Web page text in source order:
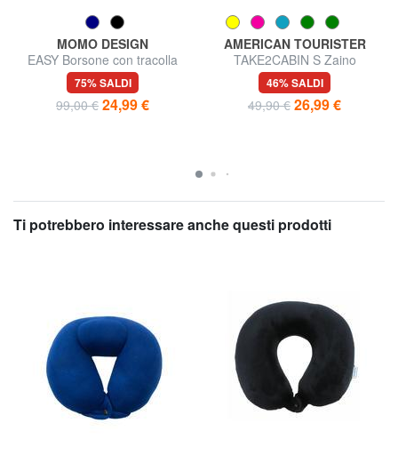
MOMO DESIGN
EASY Borsone con tracolla
75% SALDI
99,00 € 24,99 €
AMERICAN TOURISTER
TAKE2CABIN S Zaino
underseater ok Ryanair
46% SALDI
49,90 € 26,99 €
Ti potrebbero interessare anche questi prodotti